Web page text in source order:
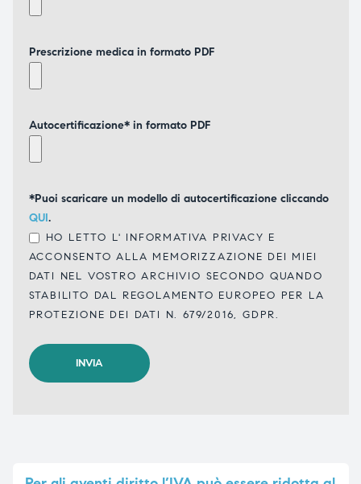
Prescrizione medica in formato PDF
Autocertificazione* in formato PDF
*Puoi scaricare un modello di autocertificazione cliccando
QUI.
HO LETTO L' INFORMATIVA PRIVACY E
ACCONSENTO ALLA MEMORIZZAZIONE DEI MIEI
DATI NEL VOSTRO ARCHIVIO SECONDO QUANDO
STABILITO DAL REGOLAMENTO EUROPEO PER LA
PROTEZIONE DEI DATI N. 679/2016, GDPR.